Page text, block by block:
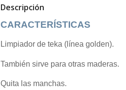
Descripción
CARACTERÍSTICAS
Limpiador de teka (línea golden).
También sirve para otras maderas.
Quita las manchas.